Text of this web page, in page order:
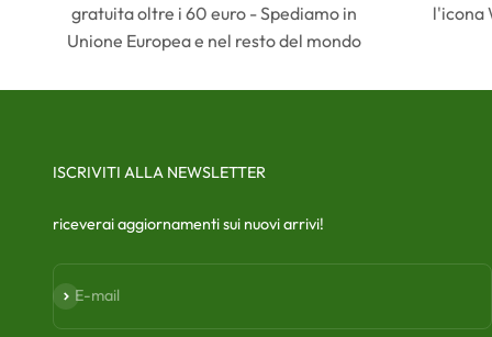
gratuita oltre i 60 euro - Spediamo in
Unione Europea e nel resto del mondo
l'icona
ISCRIVITI ALLA NEWSLETTER
riceverai aggiornamenti sui nuovi arrivi!
E-mail
Iscriviti alla newsletter